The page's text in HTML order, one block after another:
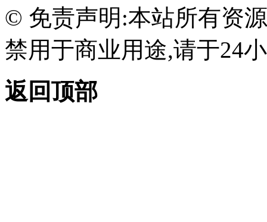
© 免责声明:本站所有资
禁用于商业用途,请于24
返回顶部